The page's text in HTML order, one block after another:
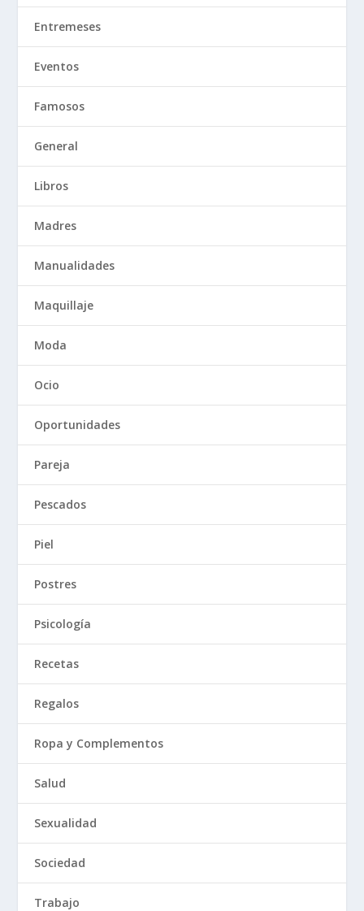
Entremeses
Eventos
Famosos
General
Libros
Madres
Manualidades
Maquillaje
Moda
Ocio
Oportunidades
Pareja
Pescados
Piel
Postres
Psicología
Recetas
Regalos
Ropa y Complementos
Salud
Sexualidad
Sociedad
Trabajo